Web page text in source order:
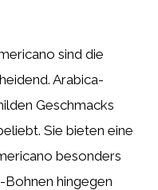
sind die
Arabica-
Geschmacks
Sie bieten eine
besonders
hingegen